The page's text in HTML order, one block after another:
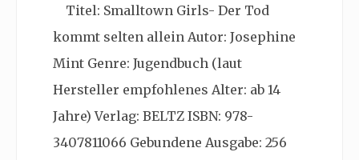
Titel: Smalltown Girls- Der Tod
kommt selten allein Autor: Josephine
Mint Genre: Jugendbuch (laut
Hersteller empfohlenes Alter: ab 14
Jahre) Verlag: BELTZ ISBN: 978-
3407811066 Gebundene Ausgabe: 256